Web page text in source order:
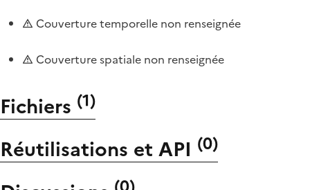
Couverture temporelle non renseignée
Couverture spatiale non renseignée
Fichiers (1)
Réutilisations et API (0)